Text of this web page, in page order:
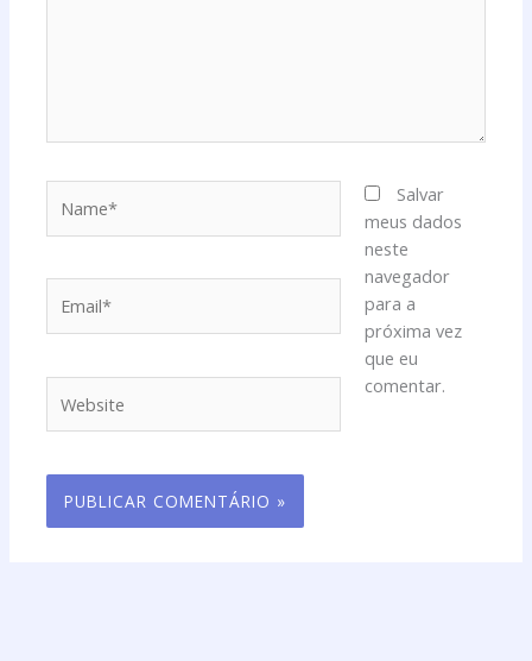
Salvar
meus dados
neste
navegador
para a
próxima vez
que eu
comentar.